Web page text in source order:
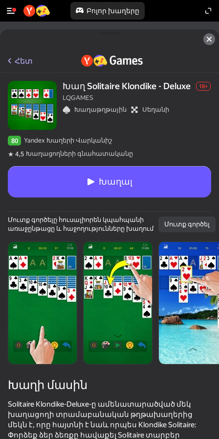
Բոլոր խաղերը
Block Blast 2048
86
Block Master - Super Puzzle!
78
Words Crossword Puzzle
77 54
Հետ
Խաղ Solitaire Klondike - Deluxe 18+
LQGAMES
Խաղաթղթային
Սեղանի
80
Yandex Խաղերի Վարկանիշ
4,5 Խաղացողների գնահատականը
Խաղալ
Մուտք գործելը հուսալիորեն կպահպանի
առաջընթացը և հաջողությունները խաղում
Մուտք գործել
Խաղի մասին
Solitaire Klondike-Deluxe-ը ամենատարածված մեկ
խաղացողի տրամաբանական թղթախաղերից
մեկն է, որը հայտնի է նաև որպես Klondike Solitaire:
Փորձեք ձեր ձեռքը հավաքել Solitaire տարբեր